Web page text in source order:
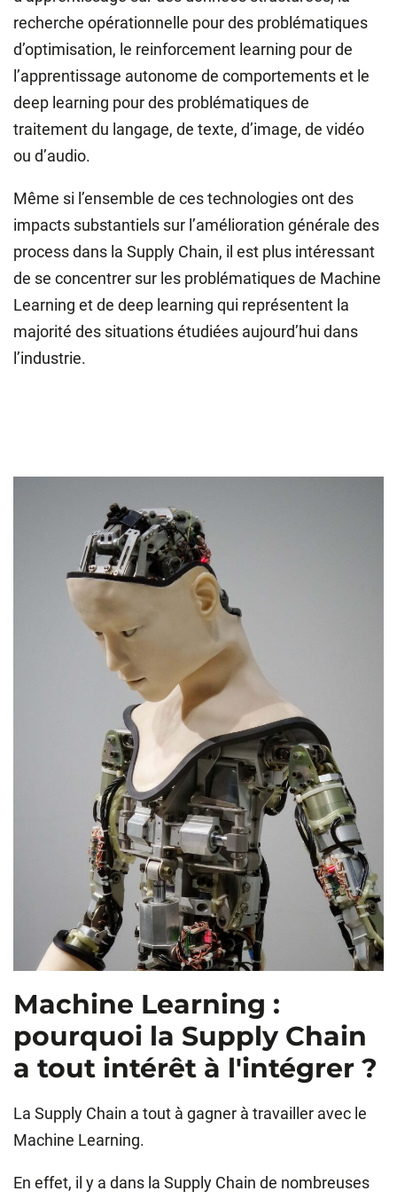
recherche opérationnelle pour des problématiques
d’optimisation, le reinforcement learning pour de
l’apprentissage autonome de comportements et le
deep learning pour des problématiques de
traitement du langage, de texte, d’image, de vidéo
ou d’audio.
Même si l’ensemble de ces technologies ont des
impacts substantiels sur l’amélioration générale des
process dans la Supply Chain, il est plus intéressant
de se concentrer sur les problématiques de Machine
Learning et de deep learning qui représentent la
majorité des situations étudiées aujourd’hui dans
l’industrie.
Machine Learning :
pourquoi la Supply Chain
a tout intérêt à l'intégrer ?
La Supply Chain a tout à gagner à travailler avec le
Machine Learning.
En effet, il y a dans la Supply Chain de nombreuses